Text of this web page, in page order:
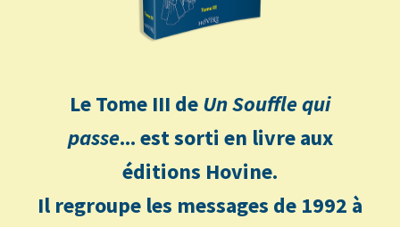
Le Tome III deUn Souffle qui
passe... est sorti en livre aux
éditions Hovine.
Il regroupe les messages de 1992 à